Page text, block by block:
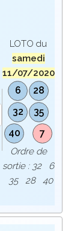
LOTO du
samedi
11/07/2020
6
28
32
35
40
7
Ordre de
sortie : 32 6
35 28 40